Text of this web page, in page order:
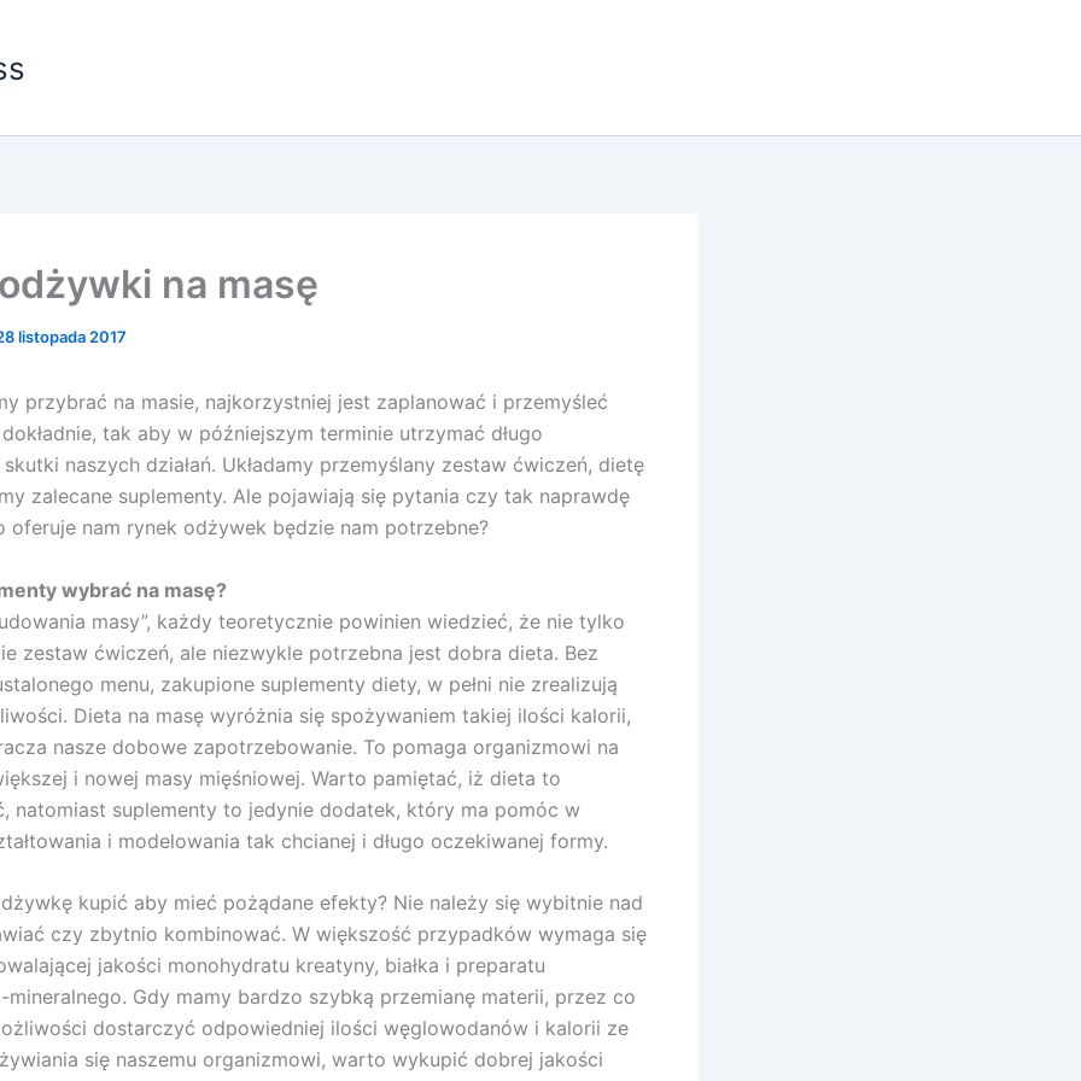
na masę
listopada 2017
przybrać na masie, najkorzystniej jest zaplanować i przemyśleć
tak aby w późniejszym terminie utrzymać długo
naszych działań. Układamy przemyślany zestaw ćwiczeń, dietę
zalecane suplementy. Ale pojawiają się pytania czy tak naprawdę
oferuje nam rynek odżywek będzie nam potrzebne?
wybrać na masę?
masy”, każdy teoretycznie powinien wiedzieć, że nie tylko
zestaw ćwiczeń, ale niezwykle potrzebna jest dobra dieta. Bez
menu, zakupione suplementy diety, w pełni nie zrealizują
Dieta na masę wyróżnia się spożywaniem takiej ilości kalorii,
nasze dobowe zapotrzebowanie. To pomaga organizmowi na
i nowej masy mięśniowej. Warto pamiętać, iż dieta to
natomiast suplementy to jedynie dodatek, który ma pomóc w
i modelowania tak chcianej i długo oczekiwanej formy.
kupić aby mieć pożądane efekty? Nie należy się wybitnie nad
czy zbytnio kombinować. W większość przypadków wymaga się
jakości monohydratu kreatyny, białka i preparatu
Gdy mamy bardzo szybką przemianę materii, przez co
dostarczyć odpowiedniej ilości węglowodanów i kalorii ze
się naszemu organizmowi, warto wykupić dobrej jakości